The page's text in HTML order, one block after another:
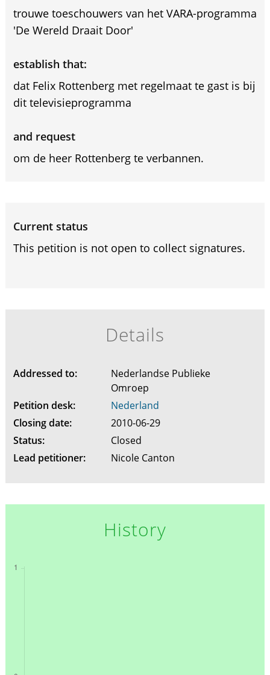
trouwe toeschouwers van het VARA-programma
'De Wereld Draait Door'
establish that:
dat Felix Rottenberg met regelmaat te gast is bij
dit televisieprogramma
and request
om de heer Rottenberg te verbannen.
Current status
This petition is not open to collect signatures.
Details
Addressed to:
Nederlandse Publieke
Omroep
Petition desk:
Nederland
Closing date:
2010-06-29
Status:
Closed
Lead petitioner:
Nicole Canton
History